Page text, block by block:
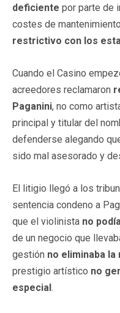
deficiente por parte de
costes de
restrictivo con los
Cuando el Casino
acreedores reclamaron
Paganini, no como
principal y titular del
defenderse alegando
sido mal asesorado y
El litigio llegó a los
sentencia condeno a
que el violinista no
de un negocio que
gestión no eliminaba
prestigio artístico no
especial.